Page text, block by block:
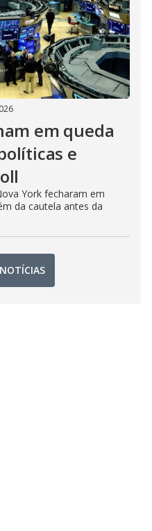
em queda
e
York fecharam em
da cautela antes da